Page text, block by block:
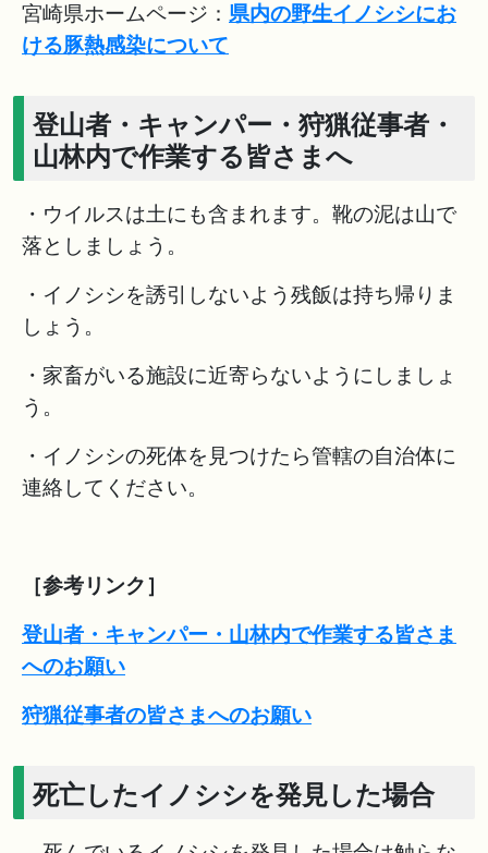
宮崎県ホームページ： 県内の野生イノシシにお
ける豚熱感染について
登山者・キャンパー・狩猟従事者・
山林内で作業する皆さまへ
・ウイルスは土にも含まれます。靴の泥は山で
落としましょう。
・イノシシを誘引しないよう残飯は持ち帰りま
しょう。
・家畜がいる施設に近寄らないようにしましょ
う。
・イノシシの死体を見つけたら管轄の自治体に
連絡してください。
［参考リンク］
登山者・キャンパー・山林内で作業する皆さま
へのお願い
狩猟従事者の皆さまへのお願い
死亡したイノシシを発見した場合